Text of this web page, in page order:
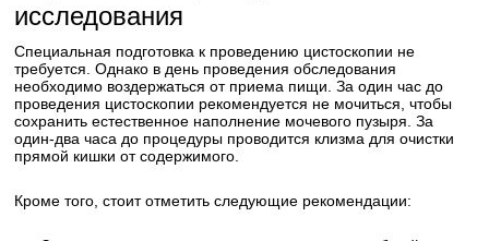
исследования
Специальная подготовка к проведению цистоскопии не
требуется. Однако в день проведения обследования
необходимо воздержаться от приема пищи. За один час до
проведения цистоскопии рекомендуется не мочиться, чтобы
сохранить естественное наполнение мочевого пузыря. За
один-два часа до процедуры проводится клизма для очистки
прямой кишки от содержимого.
Кроме того, стоит отметить следующие рекомендации: